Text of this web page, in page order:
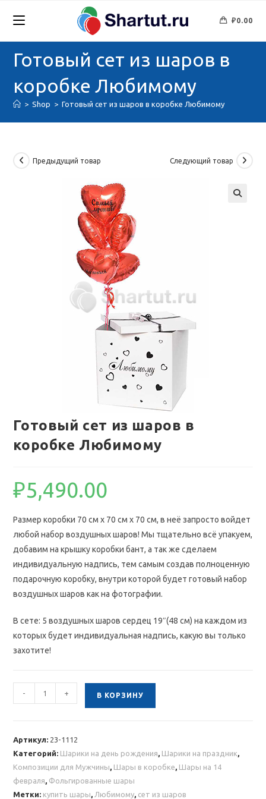
₽0.00
Готовый сет из шаров в
коробке Любимому
> Shop > Готовый сет из шаров в коробке Любимому
Предыдущий товар Следующий товар
Готовый сет из шаров в
коробке Любимому
₽5,490.00
Размер коробки 70 см х 70 см х 70 см, в неё запросто войдет
любой набор воздушных шаров! Мы тщательно всё упакуем,
добавим на крышку коробки бант, а так же сделаем
индивидуальную надпись, тем самым создав полноценную
подарочную коробку, внутри которой будет готовый набор
воздушных шаров как на фотографии.
В сете: 5 воздушных шаров сердец 19″(48 см) на каждом из
которых будет индивидуальная надпись, какую вы только
захотите!
Количество
товара
шаров
в
коробке
- + В КОРЗИНУ
Артикул: 23-1112
Категорий: Шарики на день рождения, Шарики на праздник,
Композиции для Мужчины, Шары в коробке, Шары на 14
февраля, Фольгированные шары
Метки: купить шары, Любимому, сет из шаров